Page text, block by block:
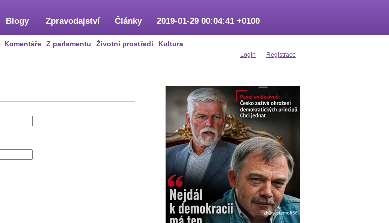
Komentáře Z parlamentu Životní prostředí Kultura
Blogy Zpravodajství Články 2019-01-29 00:04:41 +0100
Login Registrace